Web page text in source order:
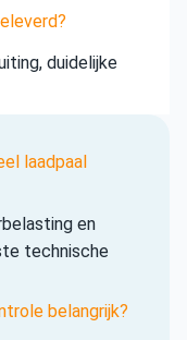
duidelijke
laadpaal
en
technische
belangrijk?